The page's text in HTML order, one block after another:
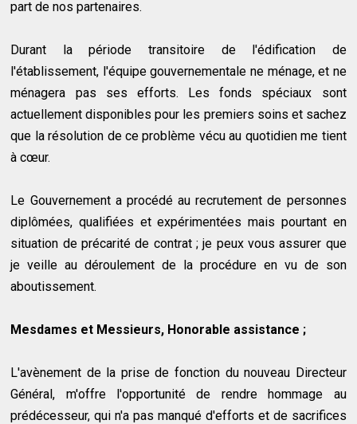
part de nos partenaires.
Durant la période transitoire de l'édification de
l'établissement, l'équipe gouvernementale ne ménage, et ne
ménagera pas ses efforts. Les fonds spéciaux sont
actuellement disponibles pour les premiers soins et sachez
que la résolution de ce problème vécu au quotidien me tient
à cœur.
Le Gouvernement a procédé au recrutement de personnes
diplômées, qualifiées et expérimentées mais pourtant en
situation de précarité de contrat ; je peux vous assurer que
je veille au déroulement de la procédure en vu de son
aboutissement.
Mesdames et Messieurs, Honorable assistance ;
L'avènement de la prise de fonction du nouveau Directeur
Général, m'offre l'opportunité de rendre hommage au
prédécesseur, qui n'a pas manqué d'efforts et de sacrifices